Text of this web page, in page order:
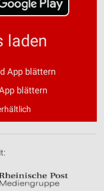
laden
App blättern
blättern